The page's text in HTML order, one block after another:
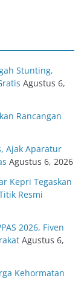
Stunting,
Agustus 6,
Rancangan
Ajak Aparatur
Agustus 6, 2026
Kepri Tegaskan
Resmi
2026, Fiven
Agustus 6,
Kehormatan